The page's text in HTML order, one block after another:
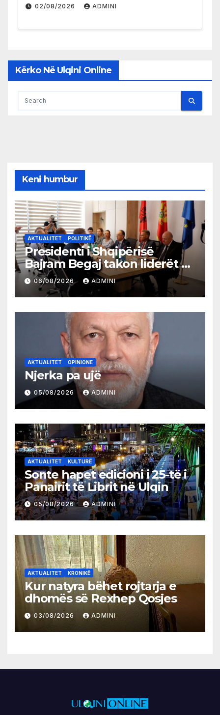
02/08/2026 ADMINI
Kërko Në Ulqini Online
Keni humbur
AKTUALITET POLITIKË
Presidenti i Shqipërisë
Bajram Begaj takon liderët e
partive shqiptare në Ulqin
06/08/2026 ADMINI
AKTUALITET OPINIONE
Njerka pa ujë
05/08/2026 ADMINI
AKTUALITET KULTURË
Sonte hapet edicioni i 25-të i
Panairit të Librit në Ulqin
05/08/2026 ADMINI
AKTUALITET KRONIKË
Kur natyra bëhet rojtarja e
dhomës së Rexhep Qosjes
03/08/2026 ADMINI